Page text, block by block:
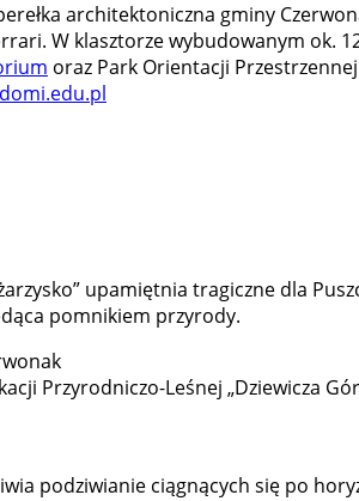
architektoniczna gminy
W klasztorze wybudowanym ok.
oraz Park Orientacji
upamiętnia tragiczne dla
pomnikiem przyrody.
Przyrodniczo-Leśnej „Dziewicza
podziwianie ciągnących się po